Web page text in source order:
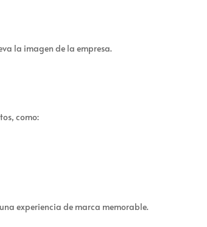
la imagen de la empresa.
como:
experiencia de marca memorable.